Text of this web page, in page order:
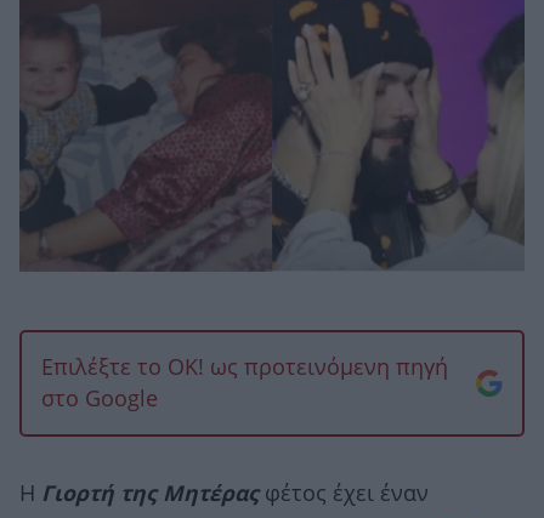
Επιλέξτε το OK! ως προτεινόμενη πηγή
στο Google
Η Γιορτή της Μητέραςφέτος έχει έναν